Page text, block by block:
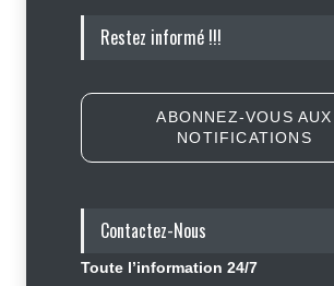
Trump et anti
Journalisme sportif :
Restez informé !!!
ABONNEZ-VOUS AUX
NOTIFICATIONS
Contactez-Nous
Toute l’information 24/7